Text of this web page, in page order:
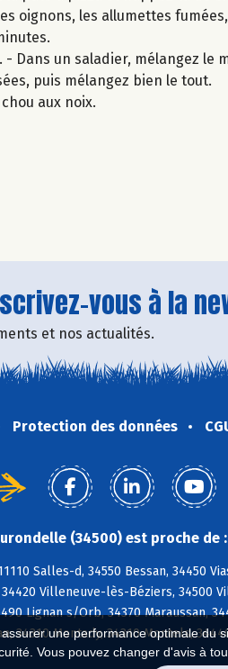
une performance optimale
Vous pouvez changer d'avis à
oignons, les allumettes
Dans un saladier, mélangez le
puis mélangez bien le tout.
aux noix.
vous à la
et nos actualités.
Protection des données
(34500) est proche de :
Salles-d, 34550 Bessan, 34450
Villeneuve-lès-Béziers, 34500
Lignan s/Orb, 34370 Maraussan,
34310 Montady, 34310 Montels,